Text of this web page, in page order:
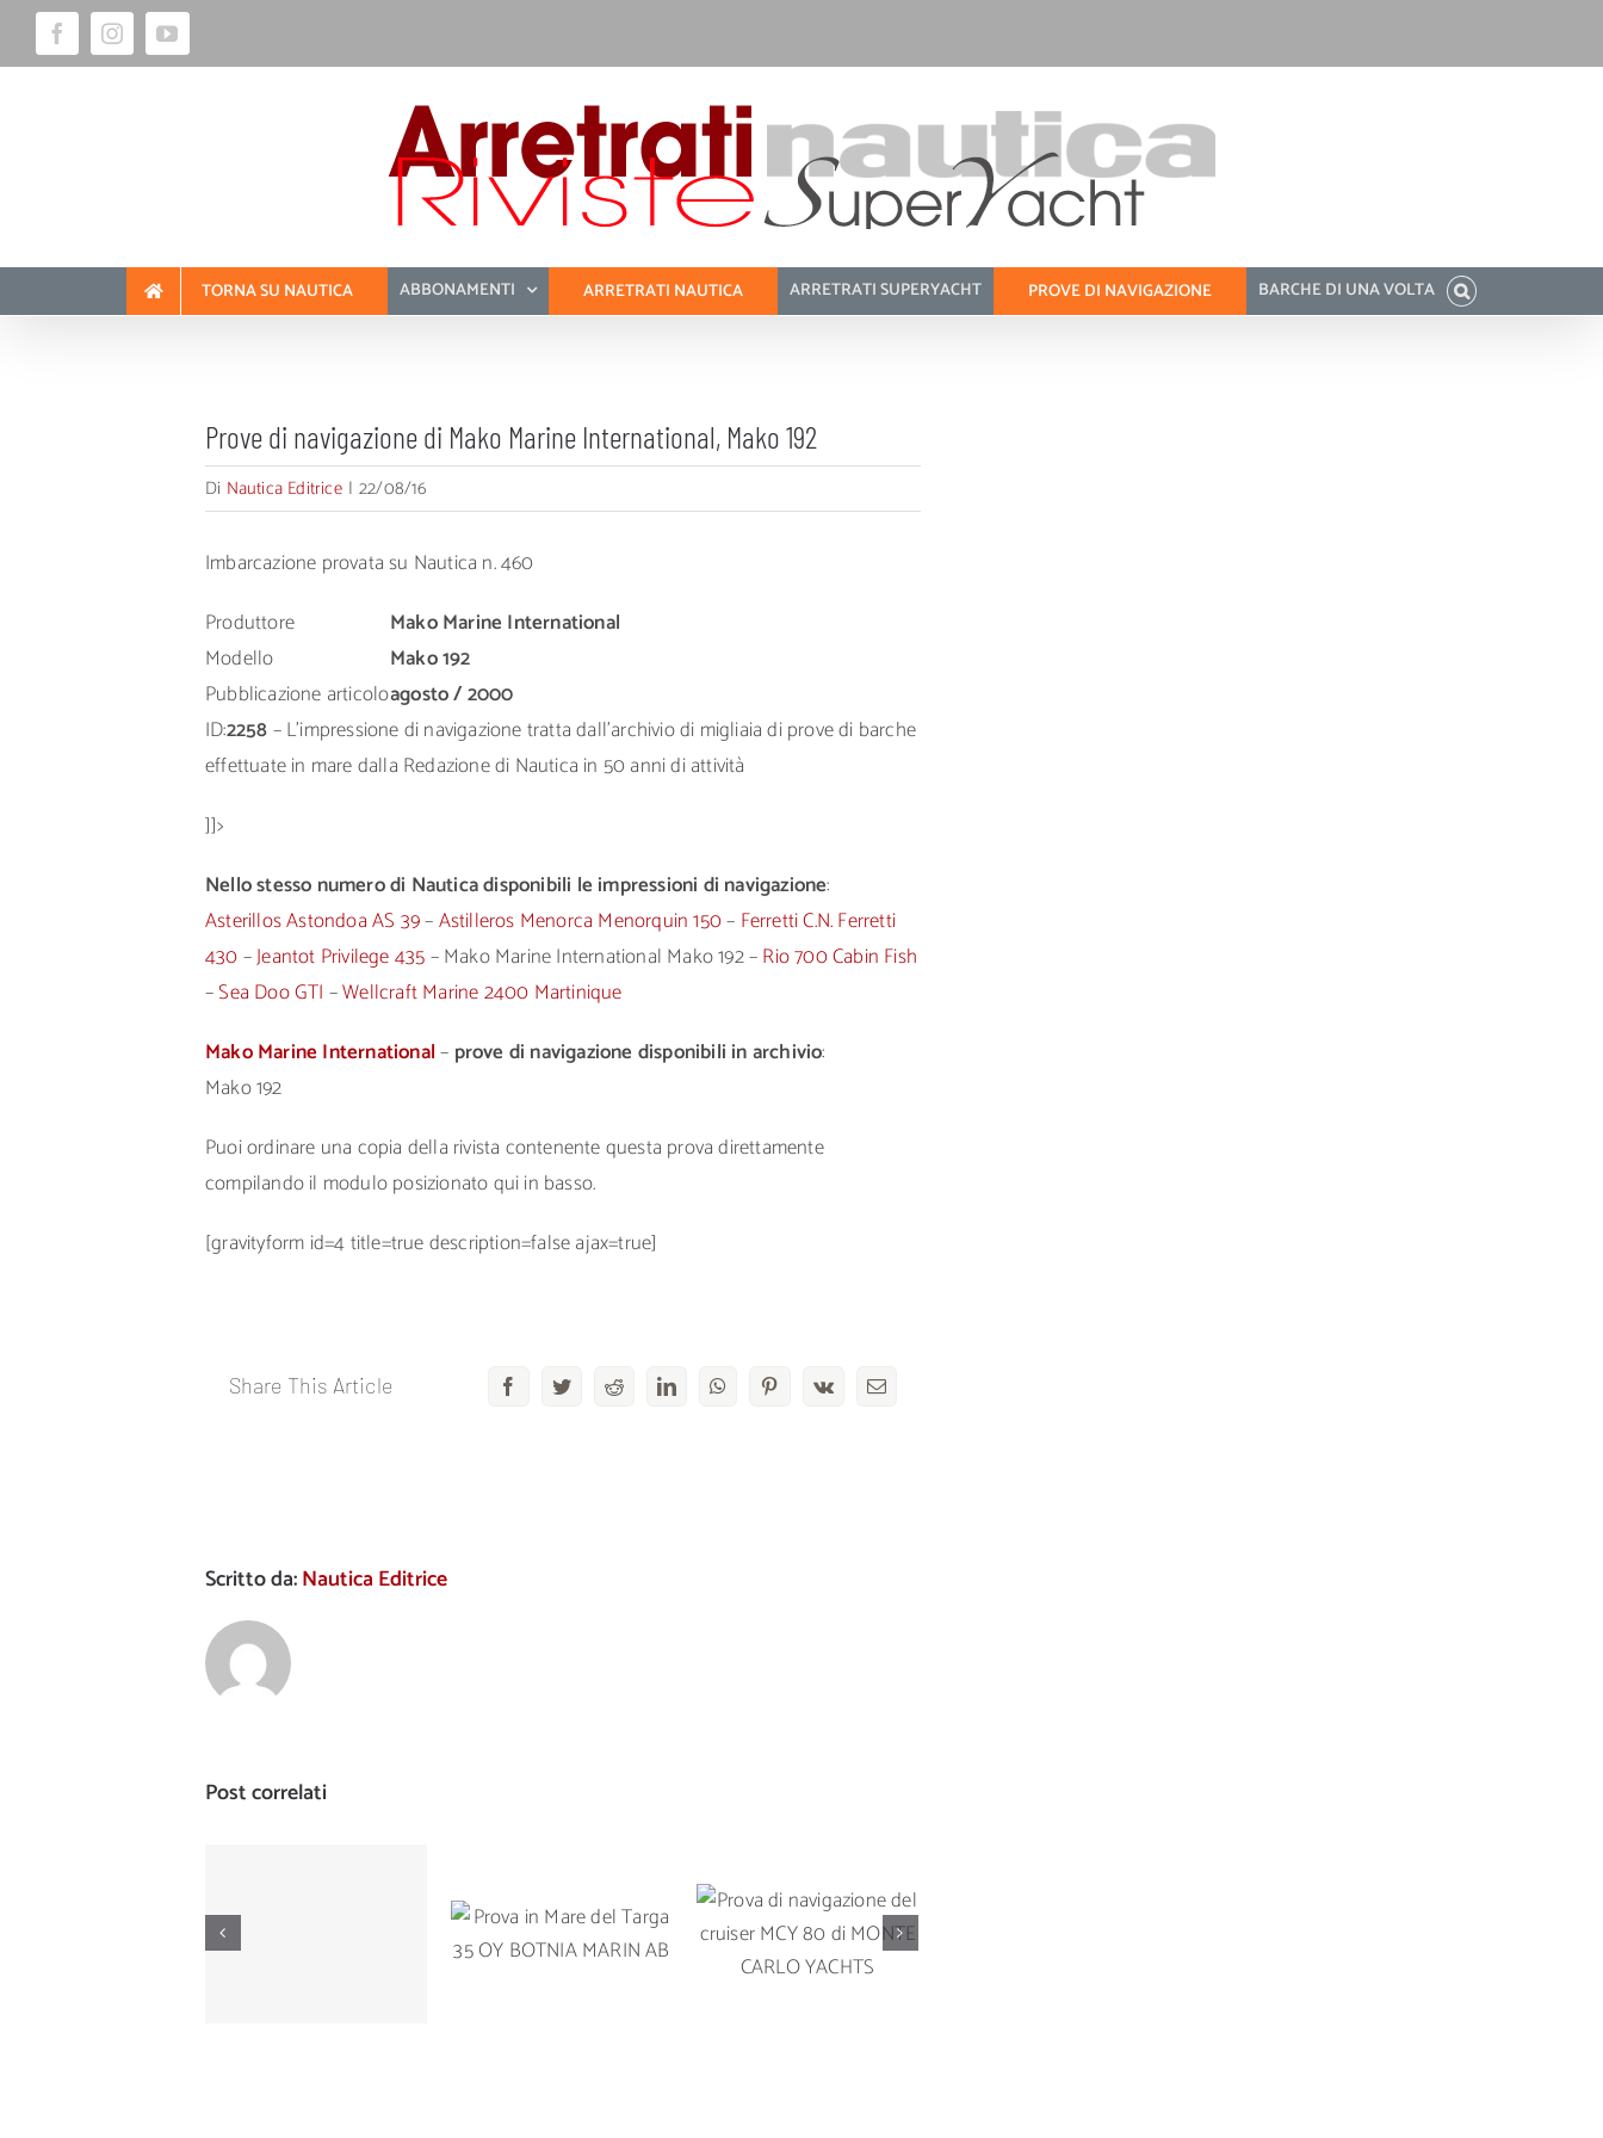
Salta
FacebookInstagramYouTube
TORNA SU NAUTICA ABBONAMENTI ARRETRATI NAUTICA ARRETRATI SUPERYACHT PROVE DI NAVIGAZIONE BARCHE DI UNA VOLTA
Prove di navigazione di Mako Marine International, Mako 192
Di Nautica Editrice | 22/08/16
Imbarcazione provata su Nautica n. 460
Produttore
Mako Marine International
Modello
Mako 192
Pubblicazione articoloagosto / 2000
ID:2258– L’impressione di navigazione tratta dall’archivio di migliaia di prove di barche
effettuate in mare dalla Redazione di Nautica in 50 anni di attività
]]>
Nello stesso numero di Nautica disponibili le impressioni di navigazione:
Asterillos Astondoa AS 39–Astilleros Menorca Menorquin 150– Ferretti C.N. Ferretti
430–Jeantot Privilege 435– Mako Marine International Mako 192 –Rio 700 Cabin Fish
–Sea Doo GTI –Wellcraft Marine 2400 Martinique
Mako Marine International– prove di navigazione disponibili in archivio:
Mako 192
Puoi ordinare una copia della rivista contenente questa prova direttamente
compilando il modulo posizionato qui in basso.
[gravityform id=4 title=true description=false ajax=true]
Share This Article FacebookTwitterRedditLinkedInWhatsAppPinterestVk Email
Scritto da:Nautica Editrice
Post correlati
Targa 35 OY
Prova di
navigazione del
cruiser MCY 80 di